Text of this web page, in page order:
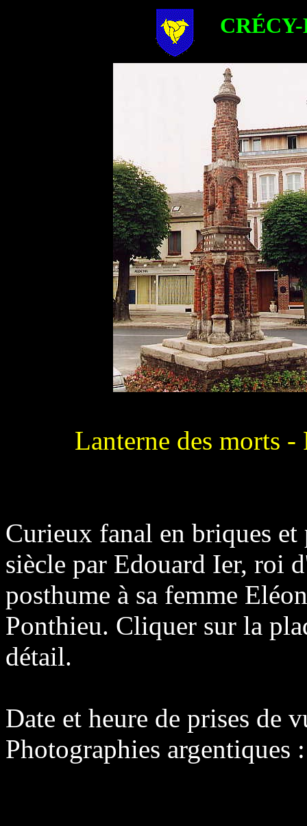
Lanterne des morts -
Curieux fanal en briques
siècle par Edouard Ier, roi
posthume à sa femme
Ponthieu. Cliquer sur la
détail.
Date et heure de prises de
Photographies argentiques